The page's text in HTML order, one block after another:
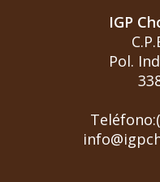
IGP
Pol.